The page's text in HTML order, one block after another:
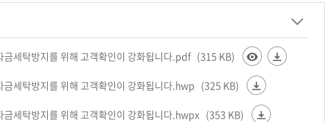
세탁방지를 위해 고객확인이 강화됩니다.pdf (315 KB)
세탁방지를 위해 고객확인이 강화됩니다.hwp (325 KB)
세탁방지를 위해 고객확인이 강화됩니다.hwpx (353 KB)